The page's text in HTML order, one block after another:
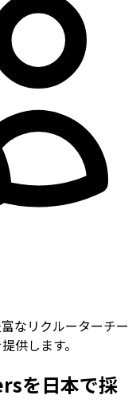
なリクルーターチー
供します。
を日本で採